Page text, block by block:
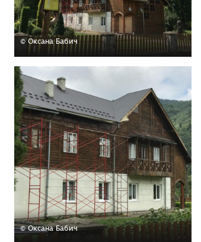
© Оксана Бабич
© Оксана Бабич